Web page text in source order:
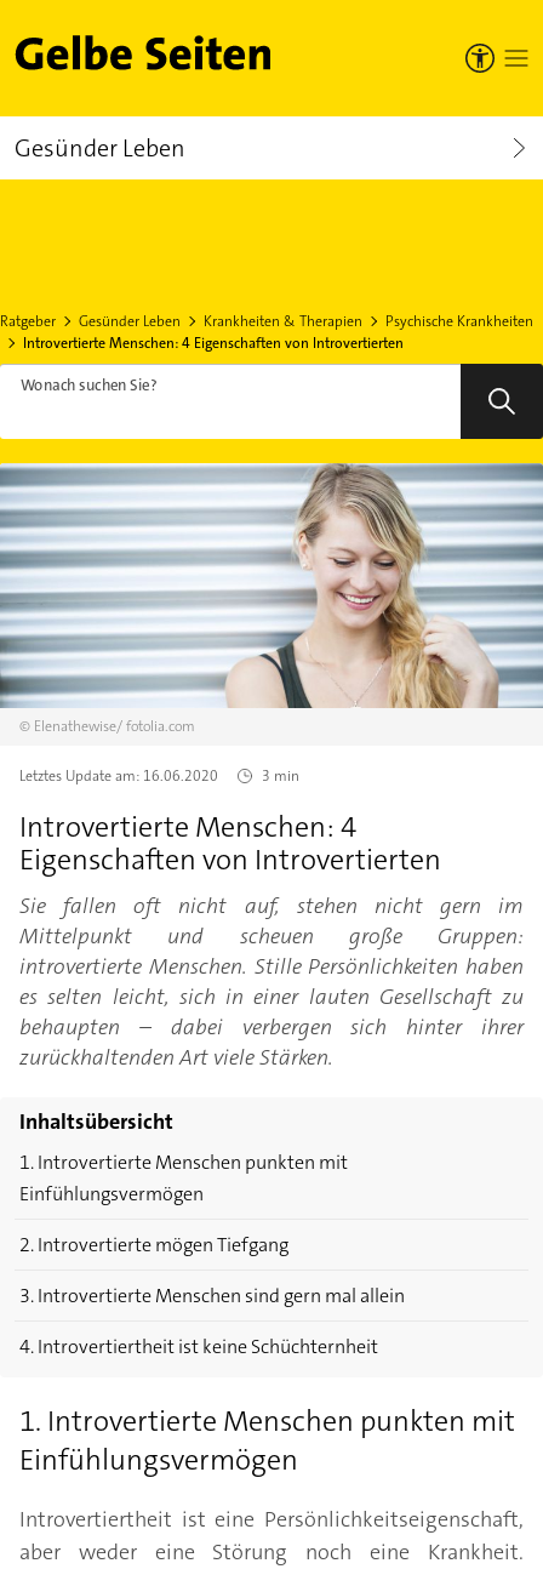
Gelbe Seiten
Gesünder Leben
Ratgeber Gesünder Leben Krankheiten & Therapien
Psychische Krankheiten
Introvertierte Menschen: 4 Eigenschaften von Introvertierten
Wonach suchen Sie?
© Elenathewise/fotolia.com
Letztes Update am: 16.06.2020 3 min
Introvertierte Menschen: 4
Eigenschaften von Introvertierten
Sie fallen oft nicht auf, stehen nicht gern im
Mittelpunkt und scheuen große Gruppen:
introvertierte Menschen. Stille Persönlichkeiten haben
es selten leicht, sich in einer lauten Gesellschaft zu
behaupten – dabei verbergen sich hinter ihrer
zurückhaltenden Art viele Stärken.
Inhaltsübersicht
1. Introvertierte Menschen punkten mit
Einfühlungsvermögen
2. Introvertierte mögen Tiefgang
3. Introvertierte Menschen sind gern mal allein
4. Introvertiertheit ist keine Schüchternheit
1. Introvertierte Menschen punkten mit
Einfühlungsvermögen
Introvertiertheit ist eine Persönlichkeitseigenschaft,
aber weder eine Störung noch eine Krankheit.